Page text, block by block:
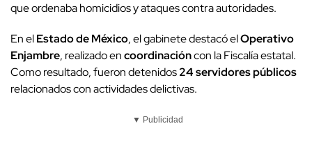
que ordenaba homicidios y ataques contra autoridades.
En elEstado de México, el gabinete destacó elOperativo
Enjambre, realizado encoordinacióncon la Fiscalía estatal.
Como resultado, fueron detenidos24 servidores públicos
relacionados con actividades delictivas.
▼ Publicidad